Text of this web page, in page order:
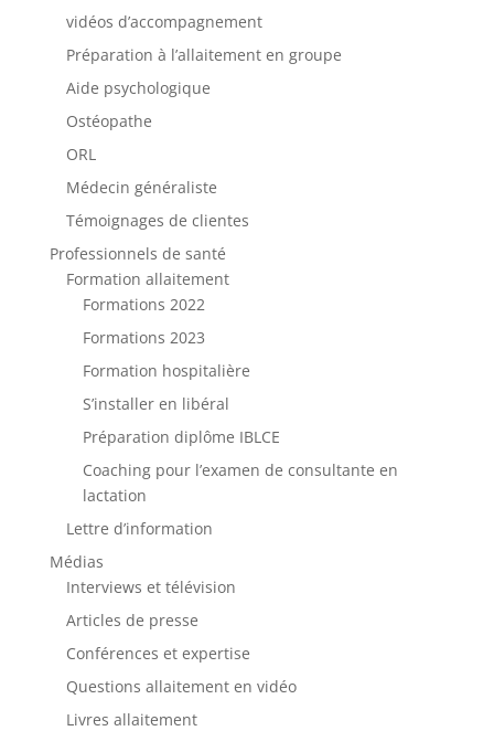
vidéos d’accompagnement
Préparation à l’allaitement en groupe
Aide psychologique
Ostéopathe
ORL
Médecin généraliste
Témoignages de clientes
Professionnels de santé
Formation allaitement
Formations 2022
Formations 2023
Formation hospitalière
S’installer en libéral
Préparation diplôme IBLCE
Coaching pour l’examen de consultante en
lactation
Lettre d’information
Médias
Interviews et télévision
Articles de presse
Conférences et expertise
Questions allaitement en vidéo
Livres allaitement